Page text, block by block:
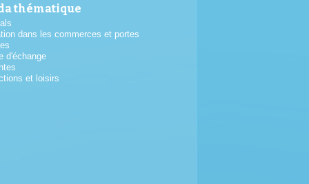
thématique
dans les commerces et portes
d'échange
et loisirs